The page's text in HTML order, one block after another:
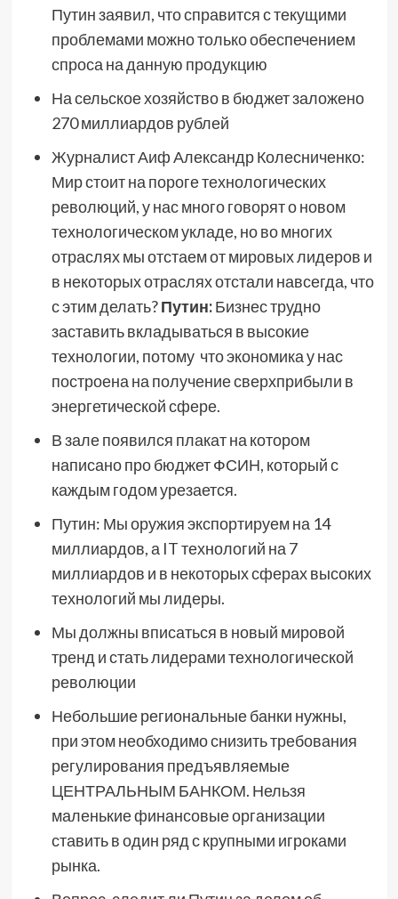
Путин заявил, что справится с текущими
проблемами можно только обеспечением
спроса на данную продукцию
На сельское хозяйство в бюджет заложено
270 миллиардов рублей
Журналист Аиф Александр Колесниченко:
Мир стоит на пороге технологических
революций, у нас много говорят о новом
технологическом укладе, но во многих
отраслях мы отстаем от мировых лидеров и
в некоторых отраслях отстали навсегда, что
с этим делать?Путин:Бизнес трудно
заставить вкладываться в высокие
технологии, потому что экономика у нас
построена на получение сверхприбыли в
энергетической сфере.
В зале появился плакат на котором
написано про бюджет ФСИН, который с
каждым годом урезается.
Путин: Мы оружия экспортируем на 14
миллиардов, а IT технологий на 7
миллиардов и в некоторых сферах высоких
технологий мы лидеры.
Мы должны вписаться в новый мировой
тренд и стать лидерами технологической
революции
Небольшие региональные банки нужны,
при этом необходимо снизить требования
регулирования предъявляемые
ЦЕНТРАЛЬНЫМ БАНКОМ. Нельзя
маленькие финансовые организации
ставить в один ряд с крупными игроками
рынка.